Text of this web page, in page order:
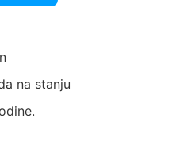
na stanju